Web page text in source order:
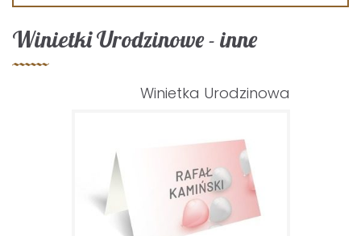
Winietki Urodzinowe - inne
Winietka Urodzinowa